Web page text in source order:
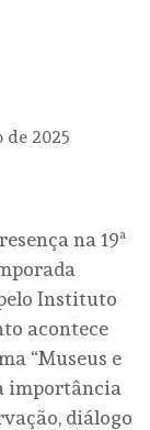
de 2025
na 19ª
Instituto
acontece
“Museus e
importância
diálogo